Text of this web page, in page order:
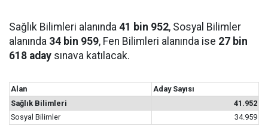
Sağlık Bilimleri alanında 41 bin 952, Sosyal Bilimler
alanında 34 bin 959, Fen Bilimleri alanında ise 27 bin
618 aday sınava katılacak.
Alan
Aday Sayısı
Sağlık Bilimleri
41.952
Sosyal Bilimler
34.959